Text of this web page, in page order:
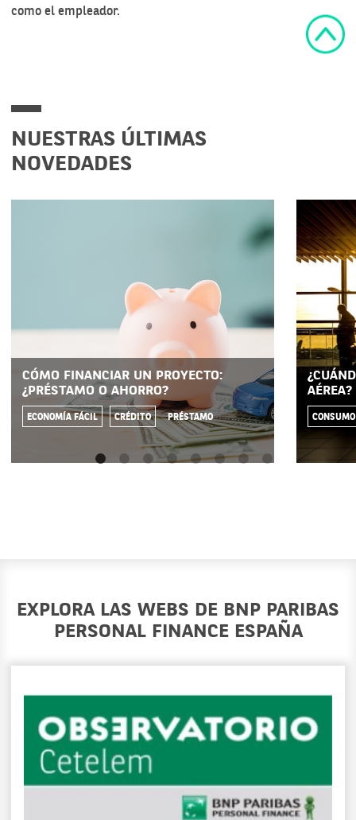
como el empleador.
NUESTRAS ÚLTIMAS
NOVEDADES
CÓMO FINANCIAR UN PROYECTO:
¿PRÉSTAMO O AHORRO?
ECONOMÍA FÁCIL CRÉDITO PRÉSTAMO CONSUMO
EXPLORA LAS WEBS DE BNP PARIBAS
PERSONAL FINANCE ESPAÑA